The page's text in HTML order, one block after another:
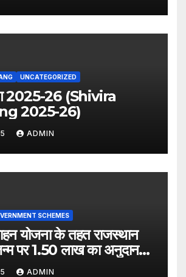
UNCATEGORIZED
2025-26 (Shivira
2025-26)
ADMIN
SCHEMES
योजना के तहत राजस्थान
पर 1.50 लाख का अनुदान
ADMIN